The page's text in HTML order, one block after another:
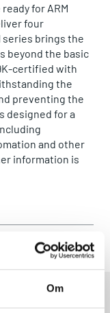
Om
for ARM
four
series brings the
beyond the basic
certified with
the
preventing the
designed for a
and other
information is
Whatsapp
Facebook
Twitter
Email